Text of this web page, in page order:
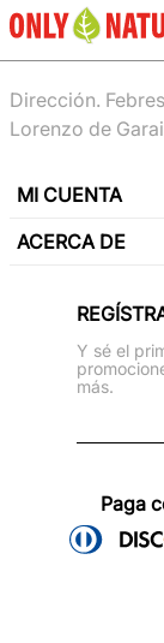
Dirección.
Lorenzo de
MI CUENTA
ACERCA DE
Y sé el
más.
Paga